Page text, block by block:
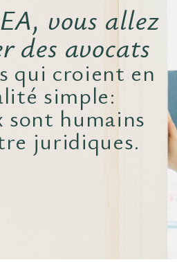
vous allez
des avocats
qui croient en
simple:
sont humains
juridiques.